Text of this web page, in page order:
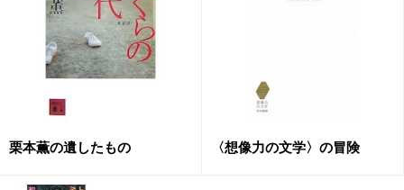
栗本薫の遺したもの 〈想像力の文学〉の冒険